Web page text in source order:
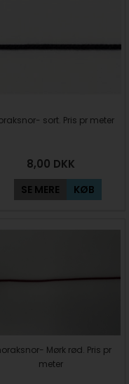
sort. Pris pr meter
8,00 DKK
SE MERE KØB
Mørk rød. Pris pr
meter